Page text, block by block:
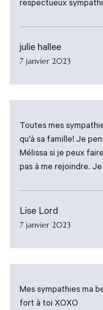
respectueux
julie hallee
7 janvier 2023
Toutes mes
qu’à sa famille! Je
Mélissa si je peux
pas à me rejoindre. Je
Lise Lord
7 janvier 2023
Mes sympathies ma
fort à toi XOXO